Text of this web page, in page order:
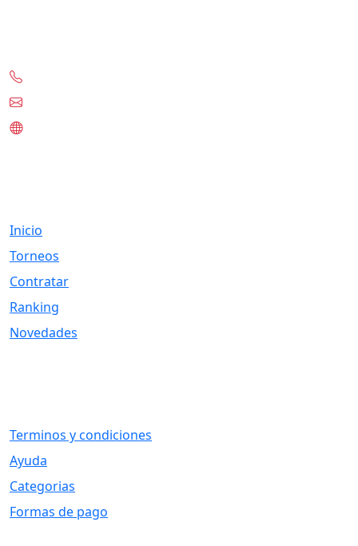
Inicio
Torneos
Contratar
Ranking
Novedades
Terminos y condiciones
Ayuda
Categorias
Formas de pago